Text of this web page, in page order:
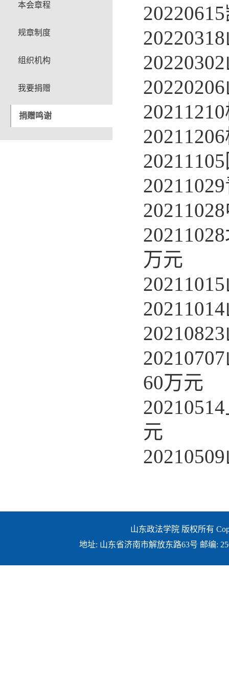
本会章程
规章制度
组织机构
我要捐赠
捐赠鸣谢
万元
60万元
元
山东政法学院 版权所有
地址: 山东省济南市解放东路63号 邮编: